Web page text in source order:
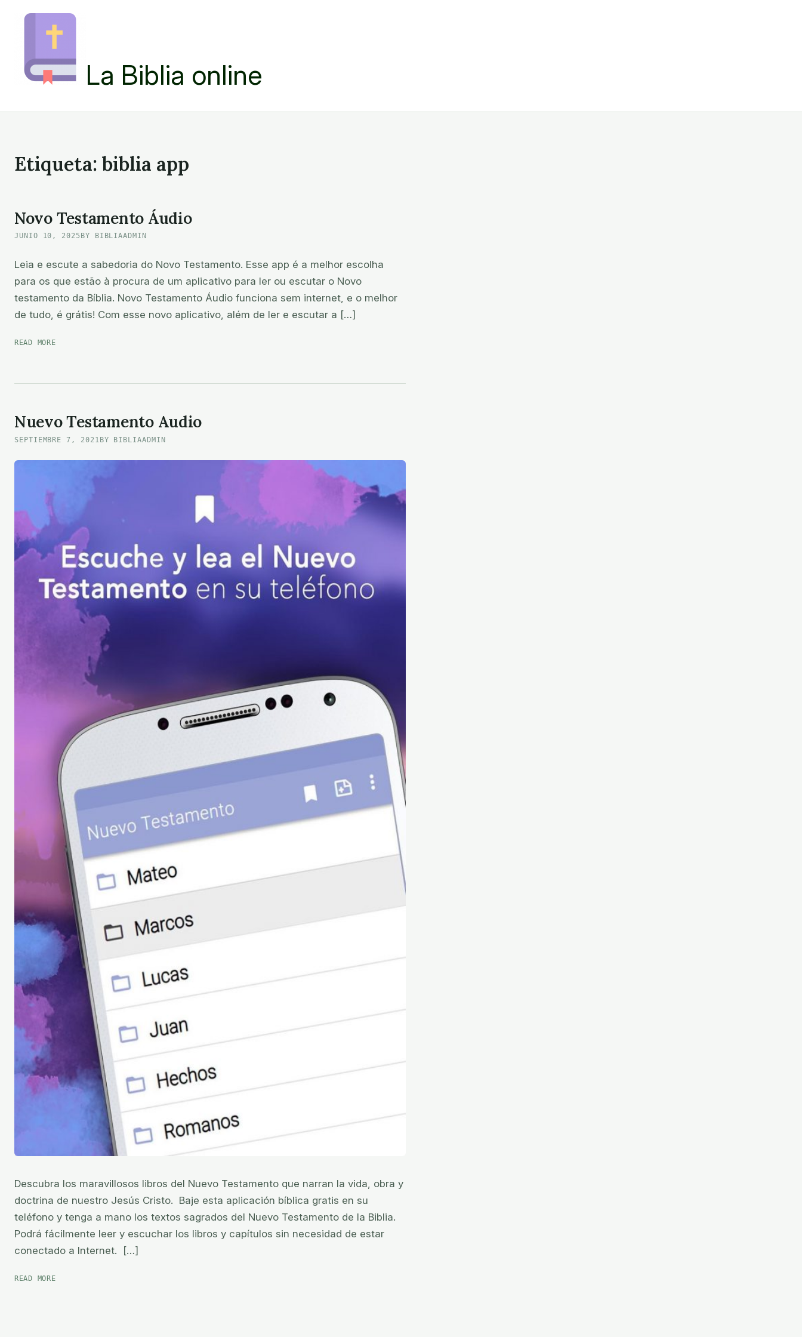
La Biblia online
Etiqueta: biblia app
Novo Testamento Áudio
JUNIO 10, 2025 BY BIBLIAADMIN
Leia e escute a sabedoria do Novo Testamento. Esse app é a melhor escolha
para os que estão à procura de um aplicativo para ler ou escutar o Novo
testamento da Bíblia. Novo Testamento Áudio funciona sem internet, e o melhor
de tudo, é grátis! Com esse novo aplicativo, além de ler e escutar a […]
READ MORENOVO
Nuevo Testamento Audio
SEPTIEMBRE 7, 2021 BY BIBLIAADMIN
Descubra los maravillosos libros del Nuevo Testamento que narran la vida, obra y
doctrina de nuestro Jesús Cristo. Baje esta aplicación bíblica gratis en su
teléfono y tenga a mano los textos sagrados del Nuevo Testamento de la Biblia.
Podrá fácilmente leer y escuchar los libros y capítulos sin necesidad de estar
conectado a Internet. […]
READ MORENUEVO